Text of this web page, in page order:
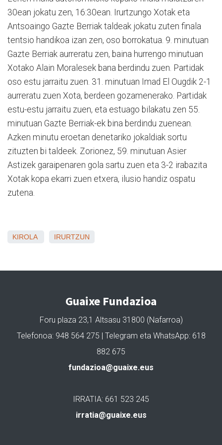
30ean jokatu zen, 16:30ean. Irurtzungo Xotak eta
Antsoaingo Gazte Berriak taldeak jokatu zuten finala
tentsio handikoa izan zen, oso borrokatua. 9. minutuan
Gazte Berriak aurreratu zen, baina hurrengo minutuan
Xotako Alain Moralesek bana berdindu zuen. Partidak
oso estu jarraitu zuen. 31. minutuan Imad El Ougdik 2-1
aurreratu zuen Xota, berdeen gozamenerako. Partidak
estu-estu jarraitu zuen, eta estuago bilakatu zen 55.
minutuan Gazte Berriak-ek bina berdindu zuenean.
Azken minutu eroetan denetariko jokaldiak sortu
zituzten bi taldeek. Zorionez, 59. minutuan Asier
Astizek garaipenaren gola sartu zuen eta 3-2 irabazita
Xotak kopa ekarri zuen etxera, ilusio handiz ospatu
zutena.
KIROLA IRURTZUN
Guaixe Fundazioa
Foru plaza 23,1 Altsasu 31800 (Nafarroa)
Telefonoa: 948 564 275 | Telegram eta WhatsApp: 618
882 675
fundazioa@guaixe.eus
IRRATIA: 661 523 245
irratia@guaixe.eus